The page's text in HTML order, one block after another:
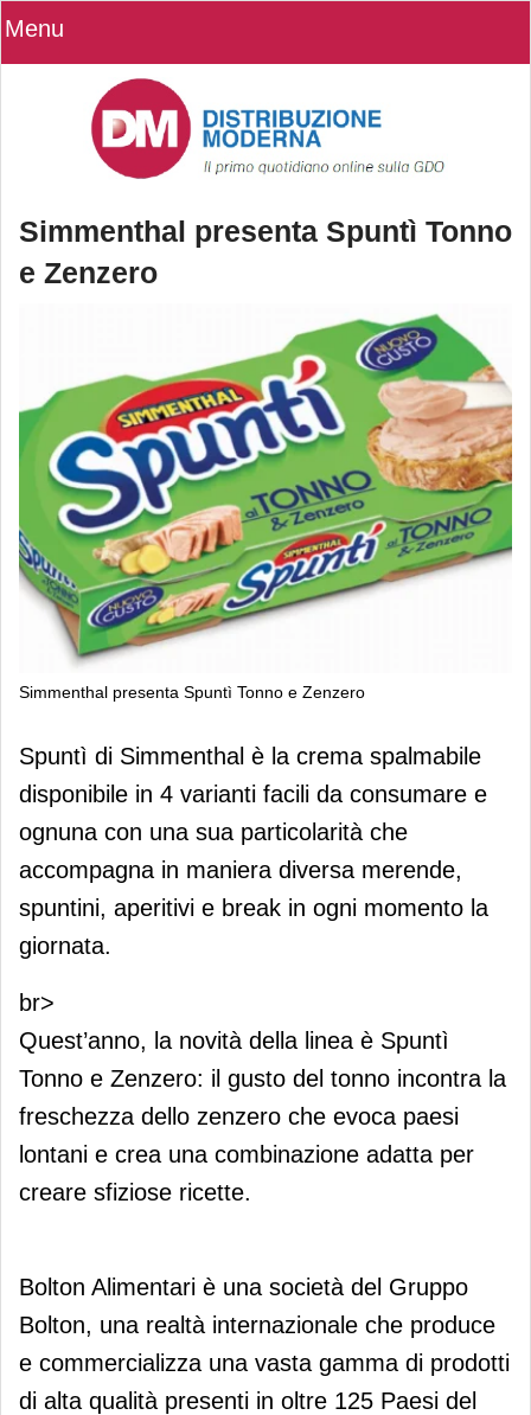
Menu
Simmenthal presenta Spuntì Tonno
e Zenzero
Simmenthal presenta Spuntì Tonno e Zenzero
Simmenthal presenta Spuntì Tonno e
Zenzero
Spuntì di Simmenthal è la crema spalmabile
disponibile in 4 varianti facili da consumare e
ognuna con una sua particolarità che
accompagna in maniera diversa merende,
spuntini, aperitivi e break in ogni momento la
giornata.
br>
Quest’anno, la novità della linea è Spuntì
Tonno e Zenzero: il gusto del tonno incontra la
freschezza dello zenzero che evoca paesi
lontani e crea una combinazione adatta per
creare sfiziose ricette.
Bolton Alimentari è una società del Gruppo
Bolton, una realtà internazionale che produce
e commercializza una vasta gamma di prodotti
di alta qualità presenti in oltre 125 Paesi del